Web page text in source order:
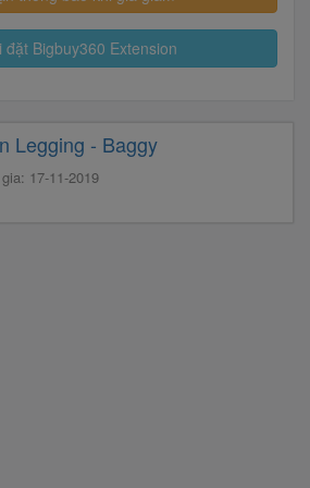
đặt Bigbuy360 Extension
Legging - Baggy
17-11-2019